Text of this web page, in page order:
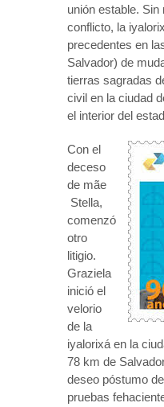
unión estable.
conflicto, la
precedentes en
Salvador) de
tierras sagradas
civil en la ciudad
el interior del
Con el
deceso
de mãe
Stella,
comenzó
otro
litigio.
Graziela
inició el
velorio
de la
iyalorixá en la
78 km de
deseo póstumo
pruebas